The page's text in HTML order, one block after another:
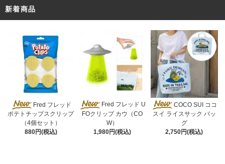
新着商品
Fred フレッド
ポテトチップスクリップ
（4個セット）
880円(税込)
Fred フレッド U
FOクリップ カウ（CO
W）
1,980円(税込)
COCO SUI ココ
スイ ライスサック バッ
グ
2,750円(税込)